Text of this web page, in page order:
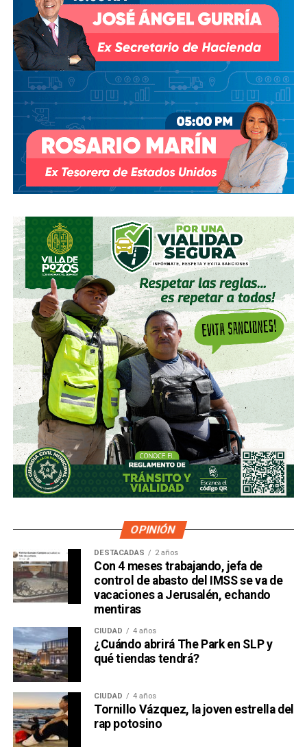
Derechos Humanos; en abril de 2023, el entonces
presidenteAndrés Manuel López Obradorrespondió a
una petición del gobernador Ricardo Gallardo Cardona con
un “a lo mejor se lo cambiamos” que no derivó en ningún
trámite documentado; y desde 2025, la Comisión Nacional
del Agua asegura estar “evaluando” el retiro de la
concesión, hasta el momento, sin resolución.
También lee:Diputada pide poner un alto a la empresa de
El Realito
OPINIÓN
DESTACADAS 2 años
Con 4 meses trabajando, jefa de
control de abasto del IMSS se va de
vacaciones a Jerusalén, echando
mentiras
CIUDAD 4 años
¿Cuándo abrirá The Park en SLP y
qué tiendas tendrá?
CIUDAD 4 años
Tornillo Vázquez, la joven estrella del
rap potosino